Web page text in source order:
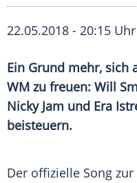
22.05.2018 - 20:15 Uhr
Ein Grund mehr, sich
WM zu freuen: Will
Nicky Jam und Era
beisteuern.
Der offizielle Song zur